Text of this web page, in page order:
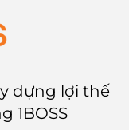
dựng lợi thế
1BOSS